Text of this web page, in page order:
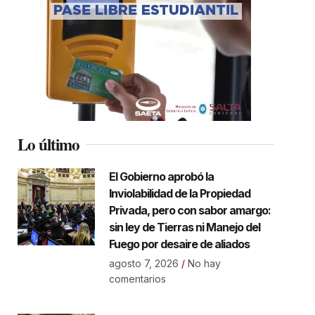
Lo último
El Gobierno aprobó la
Inviolabilidad de la Propiedad
Privada, pero con sabor amargo:
sin ley de Tierras ni Manejo del
Fuego por desaire de aliados
agosto 7, 2026 No hay
comentarios